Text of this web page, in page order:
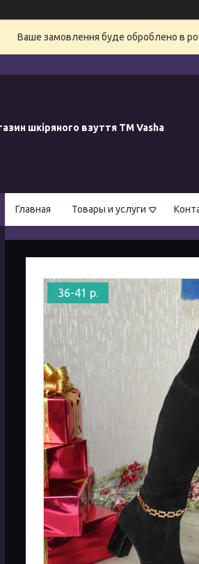
Ваше замовлення буде оброблено в
шкіряного взуття ТМ Vasha
Главная Товары и услуги
36-41 р.